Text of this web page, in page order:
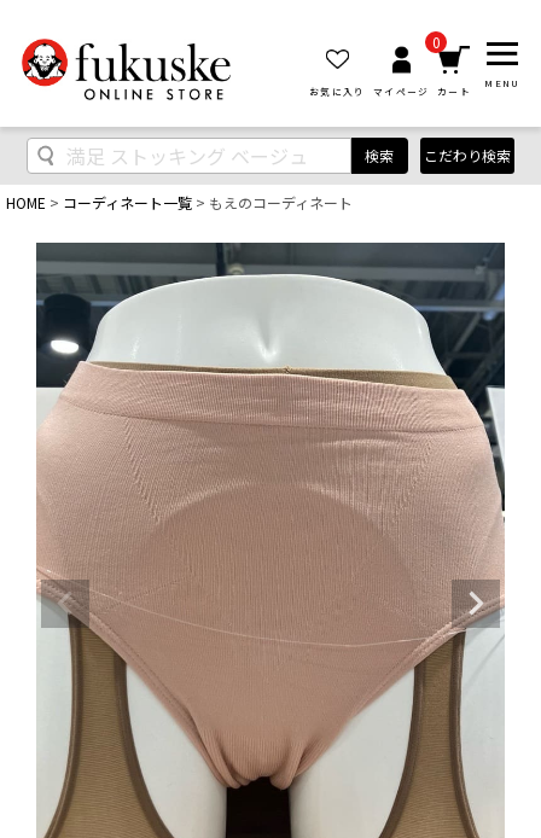
お気に入り マイページ
0
カート
MENU
検索 こだわり検索
HOME コーディネート一覧 もえのコーディネート